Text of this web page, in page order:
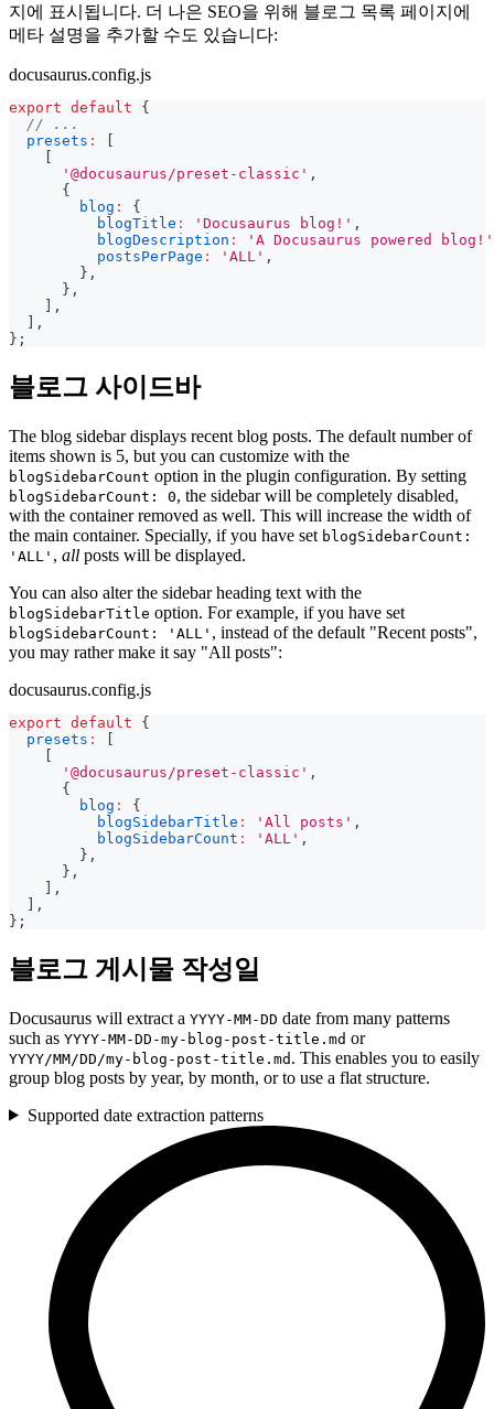
지에 표시됩니다. 더 나은 SEO을 ​​위해 블로그 목록 페이지에
메타 설명을 추가할 수도 있습니다:
docusaurus.config.js
export default
{
// ...
presets :
'@docusaurus/preset-classic' ,
{
blog :
{
blogTitle : 'Docusaurus blog!' ,
blogDescription :
'A Docusaurus powered blog!'
postsPerPage : 'ALL' ,
} ,
} ,
,
,
} ;
블로그 사이드바
The blog sidebar displays recent blog posts. The default number of
items shown is 5, but you can customize with the
blogSidebarCount option in the plugin configuration. By setting
blogSidebarCount: 0, the sidebar will be completely disabled,
with the container removed as well. This will increase the width of
the main container. Specially, if you have set blogSidebarCount:
'ALL' , all posts will be displayed.
You can also alter the sidebar heading text with the
blogSidebarTitle option. For example, if you have set
blogSidebarCount: 'ALL' , instead of the default "Recent posts",
you may rather make it say "All posts":
docusaurus.config.js
export default
{
presets :
'@docusaurus/preset-classic' ,
{
blog :
{
blogSidebarTitle : 'All posts' ,
blogSidebarCount : 'ALL' ,
} ,
} ,
,
,
} ;
블로그 게시물 작성일
Docusaurus will extract a YYYY-MM-DD date from many patterns
such as YYYY-MM-DD-my-blog-post-title.md or
YYYY/MM/DD/my-blog-post-title.md . This enables you to easily
group blog posts by year, by month, or to use a flat structure.
Supported date extraction patterns